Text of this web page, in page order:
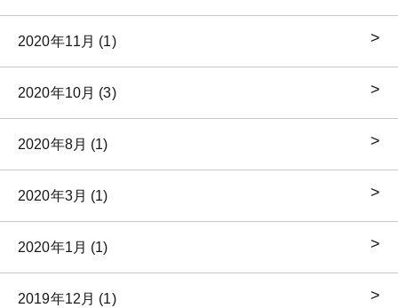
2020年11月 (1)
2020年10月 (3)
2020年8月 (1)
2020年3月 (1)
2020年1月 (1)
2019年12月 (1)